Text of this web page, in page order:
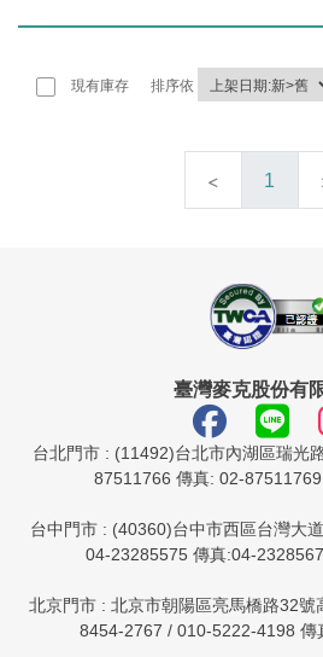
現有庫存 排序依
1
臺灣麥克股份有
台北門市 : (11492)台北市內湖區瑞光
87511766 傳真: 02-
台中門市 : (40360)台中市西區台灣大
04-23285575 傳真:04-
北京門市 : 北京市朝陽區亮馬橋路32
8454-2767 / 010-5222-4198 傳